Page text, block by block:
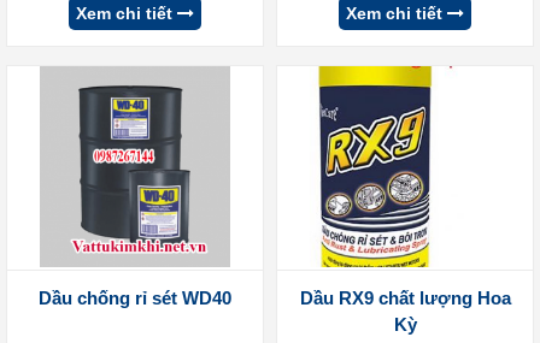
Xem chi tiết
Xem chi tiết
Dầu chống rỉ sét WD40
Dầu RX9 chất lượng Hoa
Kỳ